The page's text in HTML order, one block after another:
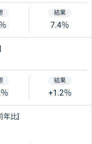
7.4％
+1.2％
年比]